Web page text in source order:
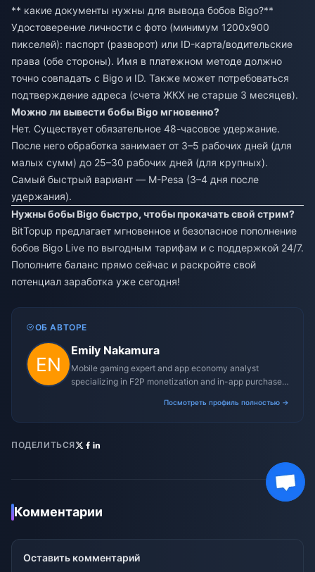
** какие документы нужны для вывода бобов Bigo?**
Удостоверение личности с фото (минимум 1200x900
пикселей): паспорт (разворот) или ID-карта/водительские
права (обе стороны). Имя в платежном методе должно
точно совпадать с Bigo и ID. Также может потребоваться
подтверждение адреса (счета ЖКХ не старше 3 месяцев).
Можно ли вывести бобы Bigo мгновенно?
Нет. Существует обязательное 48-часовое удержание.
После него обработка занимает от 3–5 рабочих дней (для
малых сумм) до 25–30 рабочих дней (для крупных).
Самый быстрый вариант — M-Pesa (3–4 дня после
удержания).
Нужны бобы Bigo быстро, чтобы прокачать свой стрим?
BitTopup предлагает мгновенное и безопасное пополнение
бобов Bigo Live по выгодным тарифам и с поддержкой 24/7.
Пополните баланс прямо сейчас и раскройте свой
потенциал заработка уже сегодня!
ОБ АВТОРЕ
Emily Nakamura
Mobile gaming expert and app economy analyst
specializing in F2P monetization and in-app purchase
Посмотреть профиль полностью →
ПОДЕЛИТЬСЯ
Комментарии
Оставить комментарий